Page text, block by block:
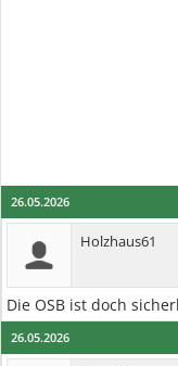
26.05.2026
Holzhaus61
Die OSB ist doch
26.05.2026